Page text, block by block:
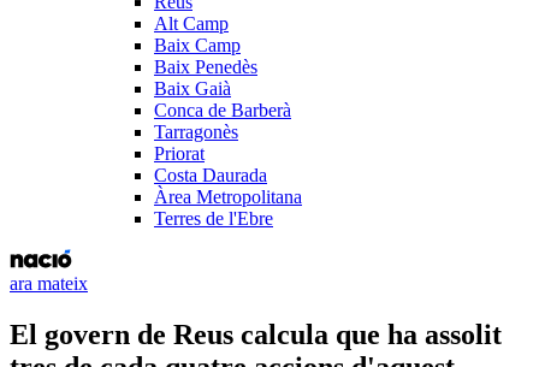
Alt Camp
Baix Camp
Baix Penedès
Baix Gaià
Conca de Barberà
Tarragonès
Priorat
Costa Daurada
Àrea Metropolitana
Terres de l'Ebre
ara mateix
El govern de Reus calcula que ha assolit